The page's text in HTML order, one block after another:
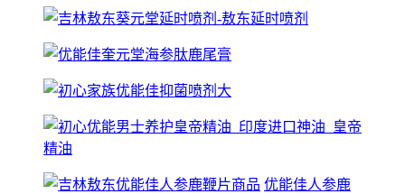
优能佳人参鹿